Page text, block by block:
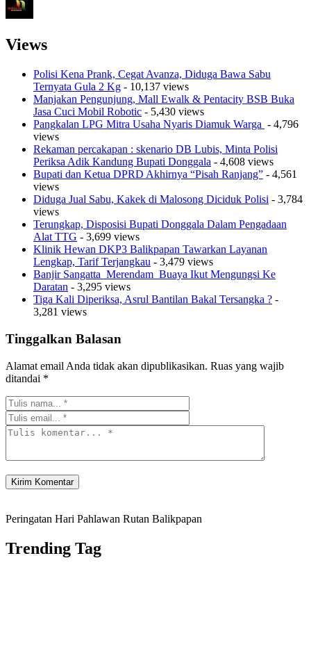
Views
Polisi Kena Prank, Cegat Avanza, Diduga Bawa Sabu
Ternyata Gula 2 Kg - 10,137 views
Manjakan Pengunjung, Mall Ewalk & Pentacity BSB Buka
Jasa Cuci Mobil Robotic - 5,430 views
Pangkalan LPG Mitra Usaha Nyaris Diamuk Warga - 4,796
views
Rekaman percakapan : skenario DB Lubis, Minta Polisi
Periksa Adik Kandung Bupati Donggala - 4,608 views
Bupati dan Ketua DPRD Akhirnya “Pisah Ranjang” - 4,561
views
Diduga Jual Sabu, Kakek di Malosong Diciduk Polisi - 3,784
views
Terungkap, Disposisi Bupati Donggala Dalam Pengadaan
Alat TTG - 3,699 views
Klinik Hewan DKP3 Balikpapan Tawarkan Layanan
Lengkap, Tarif Terjangkau - 3,479 views
Banjir Sangatta Merendam Buaya Ikut Mengungsi Ke
Daratan - 3,295 views
Tiga Kali Diperiksa, Asrul Bantilan Bakal Tersangka ? -
3,281 views
Tinggalkan Balasan
Alamat email Anda tidak akan dipublikasikan. Ruas yang wajib
ditandai *
Peringatan Hari Pahlawan Rutan Balikpapan
Trending Tag